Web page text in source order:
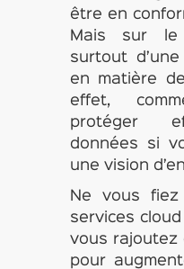
être en
Mais sur le
surtout
en matière
effet,
protéger
données si
une vision
Ne vous
services
vous rajoutez
pour